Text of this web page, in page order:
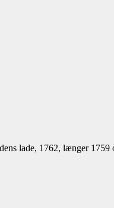
lade, 1762, længer